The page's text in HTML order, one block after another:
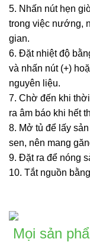
5. Nhấn nút hẹn
trong việc nướng,
gian.
6. Đặt nhiệt độ
và nhấn nút (+)
nguyên liệu.
7. Chờ đến khi
ra âm báo khi hết
8. Mở tủ để lấy
sen, nên mang
9. Đặt ra để nóng
10. Tắt nguồn
Mọi sản